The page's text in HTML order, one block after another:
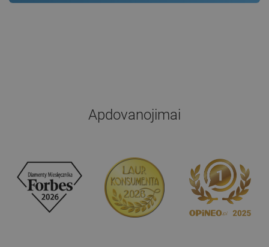
Apdovanojimai